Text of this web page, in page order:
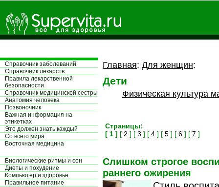
Справочник заболеваний
Справочник лекарств
Правила лекарственной
безопасности
Справочник медицинской сестры
Aнатомия человека
Позвоночник
Важная информация на
этикетках
Это должен знать каждый
Со всего мира
Восточная медицина
Биологические ритмы и сон
Диеты и похудение
Компьютер и здоровье
Правильное питание
Главная: Для женщин:
Дети
Физическая культура
Страницы:
[ 1 ] [ 2 ] [ 3 ] [ 4 ] [ 5 ] [ 6 ] [ 7 ]
Слишком строгое
раннего ожирения